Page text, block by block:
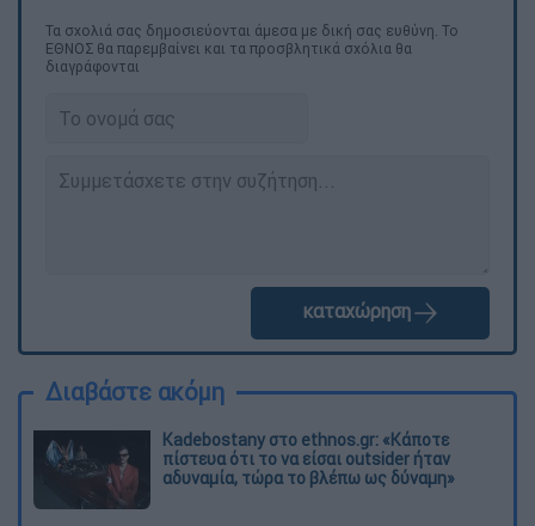
Τα σχολιά σας δημοσιεύονται άμεσα με δική σας ευθύνη. Το
ΕΘΝΟΣ θα παρεμβαίνει και τα προσβλητικά σχόλια θα
διαγράφονται
καταχώρηση
Διαβάστε ακόμη
Kadebostany στο ethnos.gr: «Κάποτε
πίστευα ότι το να είσαι outsider ήταν
αδυναμία, τώρα το βλέπω ως δύναμη»